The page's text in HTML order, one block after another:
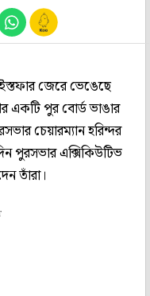
জেরে ভেঙেছে
পুর বোর্ড ভাঙার
চেয়ারম্যান হরিন্দর
পুরসভার এক্সিকিউটিভ
তাঁরা।